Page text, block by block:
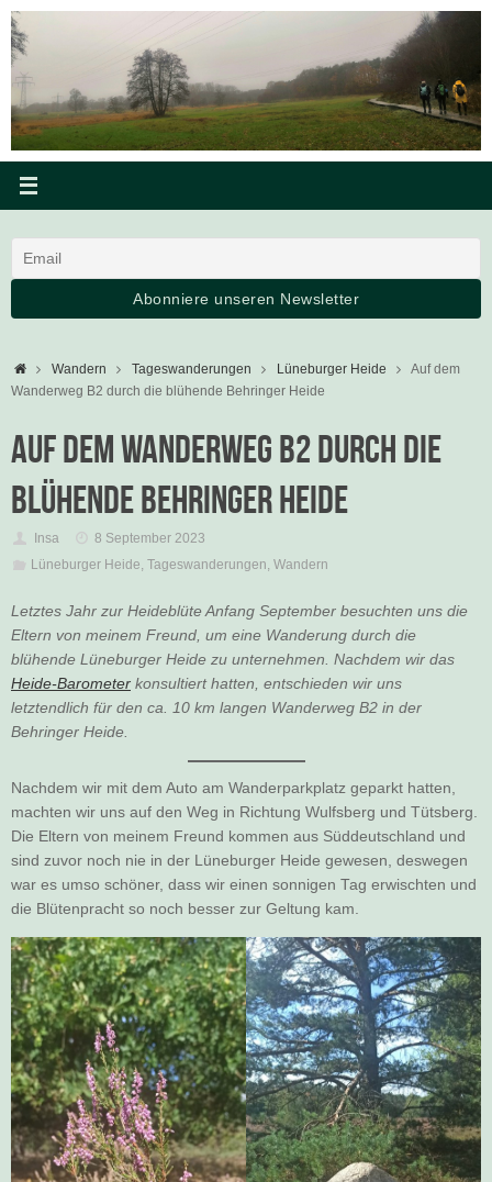
Zum
Inhalt
springen
Startseite
Wandern Tageswanderungen Lüneburger Heide
Auf dem
Wanderweg B2 durch die blühende Behringer Heide
Auf dem Wanderweg B2 durch die
blühende Behringer Heide
Insa
8 September 2023
Lüneburger Heide, Tageswanderungen, Wandern
Letztes Jahr zur Heideblüte Anfang September besuchten uns die
Eltern von meinem Freund, um eine Wanderung durch die
blühende Lüneburger Heide zu unternehmen. Nachdem wir das
Heide-Barometer konsultiert hatten, entschieden wir uns
letztendlich für den ca. 10 km langen Wanderweg B2 in der
Behringer Heide.
Nachdem wir mit dem Auto am Wanderparkplatz geparkt hatten,
machten wir uns auf den Weg in Richtung Wulfsberg und Tütsberg.
Die Eltern von meinem Freund kommen aus Süddeutschland und
sind zuvor noch nie in der Lüneburger Heide gewesen, deswegen
war es umso schöner, dass wir einen sonnigen Tag erwischten und
die Blütenpracht so noch besser zur Geltung kam.